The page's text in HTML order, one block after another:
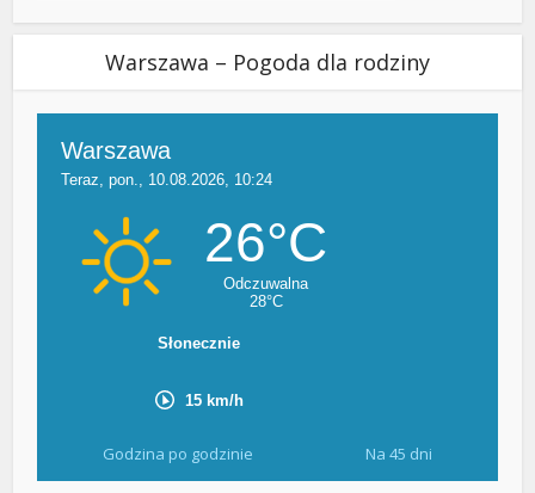
Warszawa – Pogoda dla rodziny
Godzina po godzinie Na 45 dni